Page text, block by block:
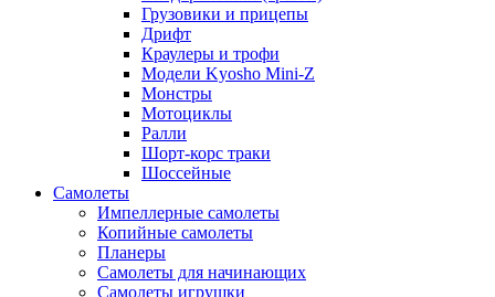
Грузовики и прицепы
Дрифт
Краулеры и трофи
Модели Kyosho Mini-Z
Монстры
Мотоциклы
Ралли
Шорт-корс траки
Шоссейные
Самолеты
Импеллерные самолеты
Копийные самолеты
Планеры
Самолеты для начинающих
Самолеты игрушки